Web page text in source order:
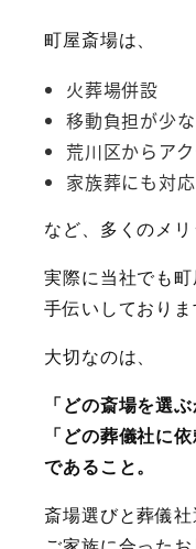
町屋斎場は、
火葬場併設
移動負担が少
荒川区からア
家族葬にも対
など、多くのメリ
実際に当社でも
手伝いしておりま
大切なのは、
「どの斎場を選
「どの葬儀社に
であること。
斎場選びと葬儀社